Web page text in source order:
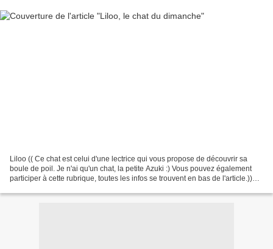
Liloo (( Ce chat est celui d'une lectrice qui vous propose de découvrir sa
boule de poil. Je n'ai qu'un chat, la petite Azuki :) Vous pouvez également
participer à cette rubrique, toutes les infos se trouvent en bas de l'article.))